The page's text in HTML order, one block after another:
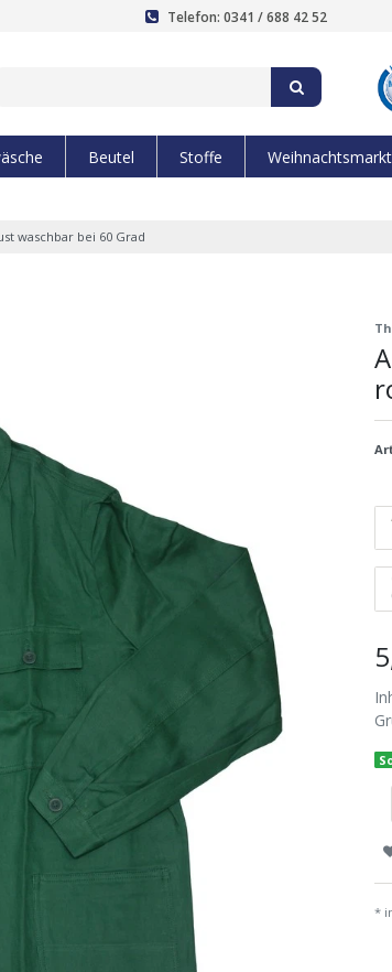
Telefon: 0341 / 688 42 52
Beutel Stoffe Weihnachtsmarkt
waschbar bei 60 Grad
*